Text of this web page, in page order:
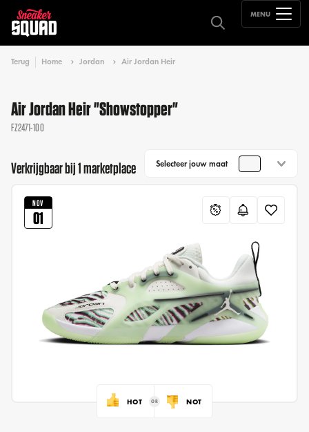
MENU
Terug Home Jordan Air Jordan Heir
Air Jordan Heir "Showstopper"
FZ2471-100
Verkrijgbaar bij 1 marketplace Selecteer jouw maat
NOV
01
HOT NOT